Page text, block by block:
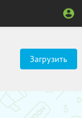
Загрузить